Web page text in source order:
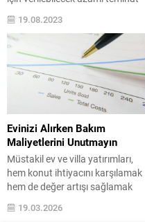
tutarının 640 bin lira olduğunu
belirten Avukat Abide Gülel, DASK
teminatlarının piyasa şartlarına
göre güncellenmemesi
durumunda, deprem bölgelerinde,
birçok kişi için, ev ve işyerlerinin
yatırım aracı olmaktan
çıkabileceği uyarısında bulundu.
Son yıllarda emlak fiyatlarının
olağanüstü artışına karşılık
deprem sigortası...
19.08.2023
Evinizi Alırken Bakım
Maliyetlerini Unutmayın
Müstakil ev ve villa yatırımları,
hem konut ihtiyacını karşılamak
hem de değer artışı sağlamak
amacıyla tercih edilir. Ancak bu
tür bağımsız yapılar, yüksek
19.03.2026